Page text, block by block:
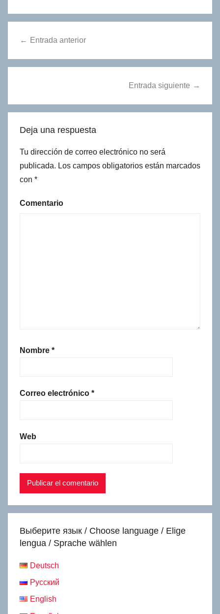
entradas
Entrada anterior
Entrada siguiente
Deja una respuesta
Tu dirección de correo electrónico no será
publicada. Los campos obligatorios están marcados
con *
Comentario
Nombre *
Correo electrónico *
Web
Выберите язык / Choose language / Elige
lengua / Sprache wählen
Deutsch
Русский
English